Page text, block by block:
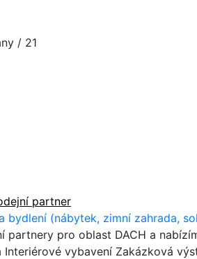
/ 21
partner
bydlení (nábytek, zimní zahrada,
partnery pro oblast DACH a
Interiérové vybavení Zakázková